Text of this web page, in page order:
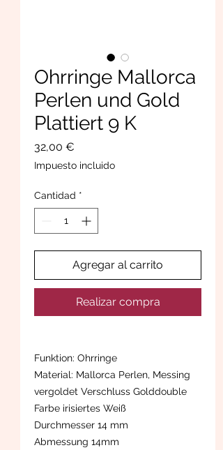
Ohrringe Mallorca
Perlen und Gold
Plattiert 9 K
32,00 €
Impuesto incluido
Cantidad *
Agregar al carrito
Realizar compra
Funktion: Ohrringe
Material: Mallorca Perlen, Messing
vergoldet Verschluss Golddouble
Farbe irisiertes Weiß
Durchmesser 14 mm
Abmessung 14mm